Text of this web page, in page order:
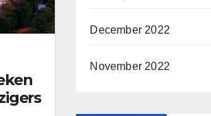
December 2022
November 2022